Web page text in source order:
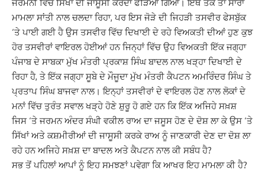
ਜਰਮਨੀ ਵਿੱਚ ਸਿੱਖਾਂ ਦੀ ਜਾਸੂਸੀ ਕਰਦਾ ਫੜਿਆ ਗਿਆ। ਇੱਥੇ ਤੱਕ ਤਾਂ ਸਾਰਾ
ਮਾਮਲਾ ਸਾਂਤੀ ਨਾਲ ਚਲਦਾ ਰਿਹਾ, ਪਰ ਇਸ ਜੋੜੇ ਦੀ ਜਿਹੜੀ ਤਸਵੀਰ ਫੇਸਬੁੱਕ
‘ਤੇ ਪਾਈ ਗਈ ਹੈ ਉਸ ਤਸਵੀਰ ਵਿੱਚ ਦਿਖਾਈ ਦੇ ਰਹੇ ਵਿਅਕਤੀ ਦੀਆਂ ਹੁਣ ਕੁਝ
ਹੋਰ ਤਸਵੀਰਾਂ ਵਾਇਰਲ ਹੋਈਆਂ ਹਨ ਜਿਨ੍ਹਾਂ ਵਿੱਚ ਉਹ ਵਿਅਕਤੀ ਇੱਕ ਜਗ੍ਹਾ
ਪੰਜਾਬ ਦੇ ਸਾਬਕਾ ਮੁੱਖ ਮੰਤਰੀ ਪ੍ਰਕਾਸ਼ ਸਿੰਘ ਬਾਦਲ ਨਾਲ ਖੜ੍ਹਾ ਦਿਖਾਈ ਦੇ
ਰਿਹਾ ਹੈ, ਤੇ ਇੱਕ ਜਗ੍ਹਾ ਸੂਬੇ ਦੇ ਮੌਜੂਦਾ ਮੁੱਖ ਮੰਤਰੀ ਕੈਪਟਨ ਅਮਰਿੰਦਰ ਸਿੰਘ ਤੇ
ਪ੍ਰਤਾਪ ਸਿੰਘ ਬਾਜਵਾ ਨਾਲ। ਇਨ੍ਹਾਂ ਤਸਵੀਰਾਂ ਦੇ ਵਾਇਰਲ ਹੋਣ ਨਾਲ ਲੋਕਾਂ ਦੇ
ਮਨਾਂ ਵਿੱਚ ਤੁਰੰਤ ਸਵਾਲ ਖੜ੍ਹੇ ਹੋਣੇ ਸ਼ੁਰੂ ਹੋ ਗਏ ਹਨ ਕਿ ਇੱਕ ਅਜਿਹੇ ਸਖ਼ਸ਼
ਜਿਸ ‘ਤੇ ਜਰਮਨ ਅੰਦਰ ਸੰਘੀ ਵਕੀਲ ਰਾਅ ਦਾ ਜਸੂਸ ਹੋਣ ਦੇ ਦੋਸ਼ ਲਾ ਕੇ ਉਸ ‘ਤੇ
ਸਿੱਖਾਂ ਅਤੇ ਕਸ਼ਮੀਰੀਆਂ ਦੀ ਜਾਸੂਸੀ ਕਰਕੇ ਰਾਅ ਨੂੰ ਜਾਣਕਾਰੀ ਦੇਣ ਦਾ ਦੋਸ਼ ਲਾ
ਰਹੇ ਹਨ ਅਜਿਹੇ ਸਖ਼ਸ਼ ਦਾ ਬਾਦਲ ਅਤੇ ਕੈਪਟਨ ਨਾਲ ਕੀ ਸਬੰਧ ਹੈ?
ਸਭ ਤੋਂ ਪਹਿਲਾਂ ਆਪਾਂ ਨੂੰ ਇਹ ਸਮਝਣਾਂ ਪਵੇਗਾ ਕਿ ਆਖਰ ਇਹ ਮਾਮਲਾ ਕੀ ਹੈ?